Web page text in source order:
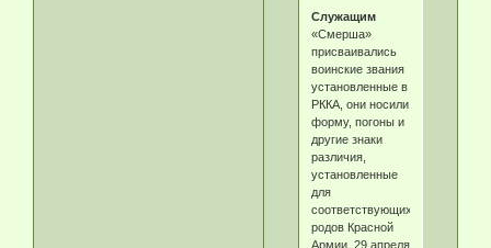
Служащим
«Смерша»
присваивались
воинские звания
установленные в
РККА, они носили
форму, погоны и
другие знаки
различия,
установленные
для
соответствующих
родов Красной
Армии. 29 апреля